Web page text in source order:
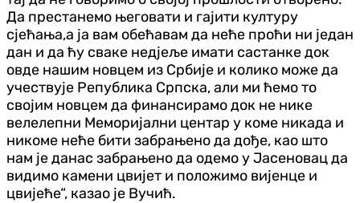
Да престанемо његовати и гајити културу
сјећања,а ја вам обећавам да неће проћи ни један
дан и да ћу сваке недјеље имати састанке док
овде нашим новцем из Србије и колико може да
учествује Република Српска, али ми ћемо то
својим новцем да финансирамо док не нике
велелепни Меморијални центар у коме никада и
никоме неће бити забрањено да дође, као што
нам је данас забрањено да одемо у Јасеновац да
видимо камени цвијет и положимо вијенце и
цвијеће“, казао је Вучић.